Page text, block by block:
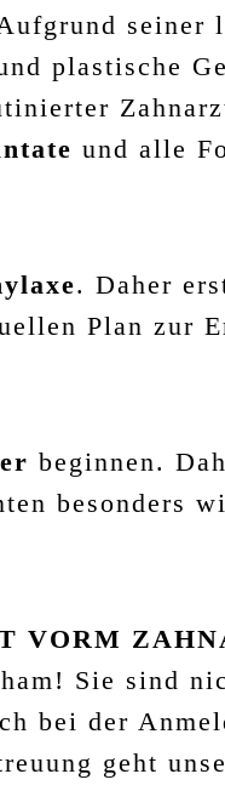
seiner
plastische
und alle
. Daher
Plan zur
beginnen.
besonders
VORM
Sie sind
bei der
geht